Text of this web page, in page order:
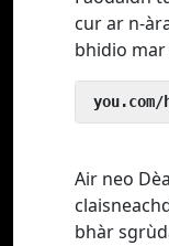
cur ar n-
bhidio mar
Air neo
bhàr